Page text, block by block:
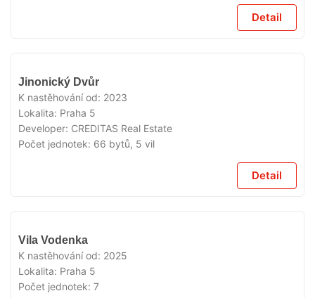
Detail
Jinonický Dvůr
K nastěhování od: 2023
Lokalita: Praha 5
Developer: CREDITAS Real Estate
Počet jednotek: 66 bytů, 5 vil
Detail
Vila Vodenka
K nastěhování od: 2025
Lokalita: Praha 5
Počet jednotek: 7